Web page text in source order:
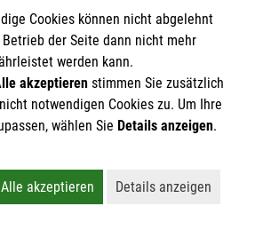
Altersgruppen und in
müssen attraktiver
Cookies können nicht abgelehnt
der Seite dann nicht mehr
werden kann.
akzeptierenstimmen Sie zusätzlich
notwendigen Cookies zu. Um Ihre
wählen Sie Details anzeigen.
essentiellen Cookies ab
Alle akzeptieren
Akzeptiert alle Cookies
Details anzeigen